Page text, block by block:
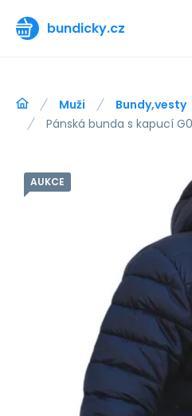
bundicky.cz
Muži
Bundy,vesty
Pánská bunda s kapucí
AUKCE